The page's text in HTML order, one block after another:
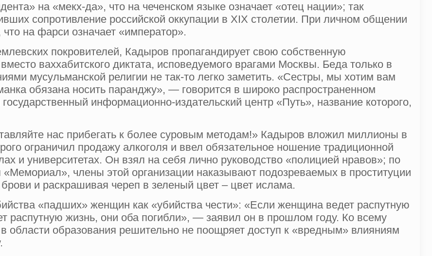
на «мекх-да», что на чеченском языке означает «отец нации»; так
сопротивление российской оккупации в XIX столетии. При личном общении
на фарси означает «император».
покровителей, Кадыров пропагандирует свою собственную
ваххабитского диктата, исповедуемого врагами Москвы. Беда только в
мусульманской религии не так-то легко заметить. «Сестры, мы хотим вам
обязана носить паранджу», — говорится в широко распространенном
информационно-издательский центр «Путь», название которого,
нас прибегать к более суровым методам!» Кадыров вложил миллионы в
ограничил продажу алкоголя и ввел обязательное ношение традиционной
и университетах. Он взял на себя лично руководство «полицией нравов»; по
члены этой организации наказывают подозреваемых в проституции
и раскрашивая череп в зеленый цвет – цвет ислама.
«падших» женщин как «убийства чести»: «Если женщина ведет распутную
распутную жизнь, они оба погибли», — заявил он в прошлом году. Ко всему
в области образования решительно не поощряет доступ к «вредным» влияниям